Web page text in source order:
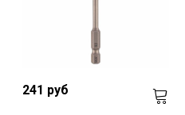
241 руб